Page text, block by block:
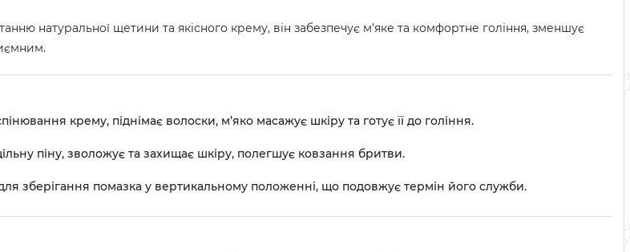
натуральної щетини та якісного крему, він забезпечує м’яке та комфортне гоління, зменшує
крему, піднімає волоски, м’яко масажує шкіру та готує її до гоління.
піну, зволожує та захищає шкіру, полегшує ковзання бритви.
зберігання помазка у вертикальному положенні, що подовжує термін його служби.